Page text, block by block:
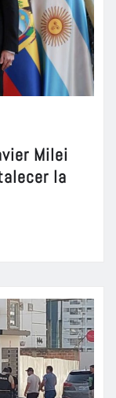
Milei
la